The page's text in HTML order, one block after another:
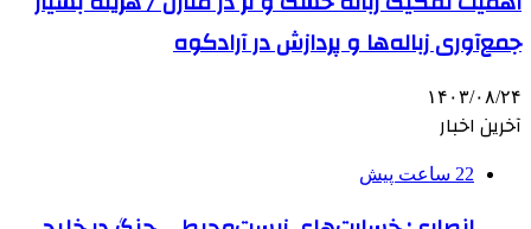
جمع‌آوری زباله‌ها و پردازش در آرادکوه
۱۴۰۳/۰۸/۲۴
آخرین اخبار
22 ساعت پیش